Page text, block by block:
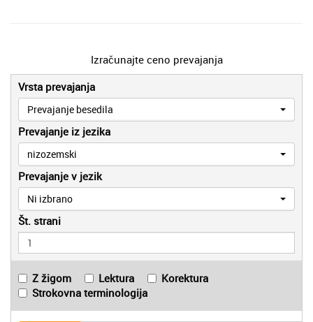
Izračunajte ceno prevajanja
Vrsta prevajanja
Prevajanje besedila
Prevajanje iz jezika
nizozemski
Prevajanje v jezik
Ni izbrano
Št. strani
Z žigom Lektura
Korektura
Strokovna terminologija